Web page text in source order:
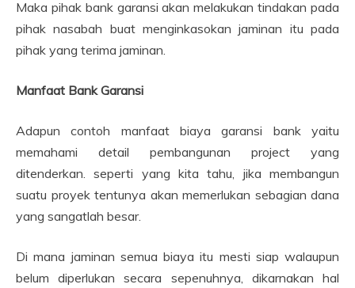
Maka pihak bank garansi akan melakukan tindakan pada
pihak nasabah buat menginkasokan jaminan itu pada
pihak yang terima jaminan.
Manfaat Bank Garansi
Adapun contoh manfaat biaya garansi bank yaitu
memahami detail pembangunan project yang
ditenderkan. seperti yang kita tahu, jika membangun
suatu proyek tentunya akan memerlukan sebagian dana
yang sangatlah besar.
Di mana jaminan semua biaya itu mesti siap walaupun
belum diperlukan secara sepenuhnya, dikarnakan hal